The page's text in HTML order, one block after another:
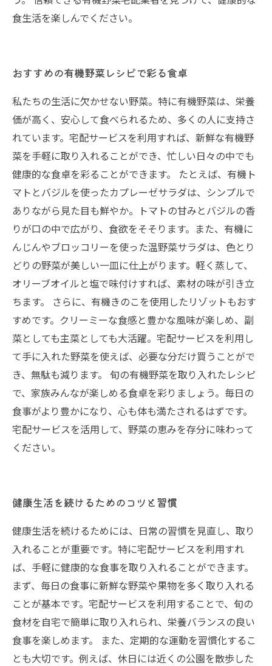
食生活を楽しんでください。
おすすめの有機野菜レシピで彩る食卓
私たちの生活に欠かせない野菜。特に有機野菜は、栄養
価が高く、安心して食べられるため、多くの人に支持さ
れています。宅配サービスを利用すれば、新鮮な有機野
菜を手軽に取り入れることができ、忙しい日々の中でも
健康的な食卓を彩ることができます。 たとえば、有機ト
マトとバジルを使ったカプレーゼサラダは、シンプルで
ありながら見た目も鮮やか。トマトの甘みとバジルの香
りが口の中で広がり、食欲をそそります。また、有機に
んじんやブロッコリーを使った温野菜サラダは、色とり
どりの野菜が美しい一皿に仕上がります。軽く蒸して、
オリーブオイルと塩で味付けすれば、素材の味が引き立
ちます。 さらに、有機きのこを使用したリゾットもおす
すめです。クリーミーな食感と豊かな風味が楽しめ、副
菜としても主菜としても大活躍。宅配サービスを利用し
て手に入れた野菜を使えば、必要な分だけ買うことがで
き、無駄も減ります。 旬の有機野菜を取り入れたレシピ
で、家族みんなが楽しめる食卓を彩りましょう。毎日の
食事がより豊かになり、心も体も満たされるはずです。
宅配サービスを活用して、野菜の恵みを存分に味わって
ください。
健康生活を続けるためのコツと習慣
健康生活を続けるためには、日常の習慣を見直し、取り
入れることが重要です。特に宅配サービスを利用すれ
ば、手軽に健康的な食事を取り入れることができます。
まず、毎日の食事に新鮮な野菜や果物を多く取り入れる
ことが基本です。宅配サービスを利用することで、旬の
食材を自宅で簡単に取り入れられ、栄養バランスの良い
食事を楽しめます。 また、定期的な運動を習慣化するこ
とも大切です。例えば、休日には近くの公園を散歩した